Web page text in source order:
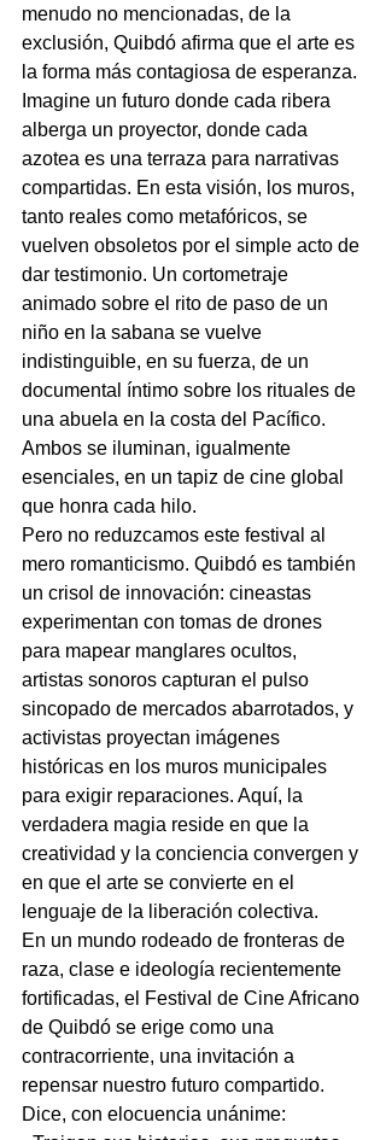
menudo no mencionadas, de la
exclusión, Quibdó afirma que el arte es
la forma más contagiosa de esperanza.
Imagine un futuro donde cada ribera
alberga un proyector, donde cada
azotea es una terraza para narrativas
compartidas. En esta visión, los muros,
tanto reales como metafóricos, se
vuelven obsoletos por el simple acto de
dar testimonio. Un cortometraje
animado sobre el rito de paso de un
niño en la sabana se vuelve
indistinguible, en su fuerza, de un
documental íntimo sobre los rituales de
una abuela en la costa del Pacífico.
Ambos se iluminan, igualmente
esenciales, en un tapiz de cine global
que honra cada hilo.
Pero no reduzcamos este festival al
mero romanticismo. Quibdó es también
un crisol de innovación: cineastas
experimentan con tomas de drones
para mapear manglares ocultos,
artistas sonoros capturan el pulso
sincopado de mercados abarrotados, y
activistas proyectan imágenes
históricas en los muros municipales
para exigir reparaciones. Aquí, la
verdadera magia reside en que la
creatividad y la conciencia convergen y
en que el arte se convierte en el
lenguaje de la liberación colectiva.
En un mundo rodeado de fronteras de
raza, clase e ideología recientemente
fortificadas, el Festival de Cine Africano
de Quibdó se erige como una
contracorriente, una invitación a
repensar nuestro futuro compartido.
Dice, con elocuencia unánime: